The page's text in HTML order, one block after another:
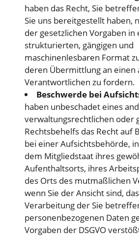
haben das Recht, Sie
Sie uns bereitgestellt haben,
der gesetzlichen Vorgaben in
strukturierten, gängigen und
maschinenlesbaren Format
deren Übermittlung an einen
Verantwortlichen zu fordern.
Beschwerde bei
haben unbeschadet eines
verwaltungsrechtlichen oder
Rechtsbehelfs das Recht auf
bei einer Aufsichtsbehörde,
dem Mitgliedstaat ihres
Aufenthaltsorts, ihres
des Orts des mutmaßlichen
wenn Sie der Ansicht sind,
Verarbeitung der Sie
personenbezogenen Daten
Vorgaben der DSGVO